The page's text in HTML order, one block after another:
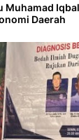
Muhamad
Daerah